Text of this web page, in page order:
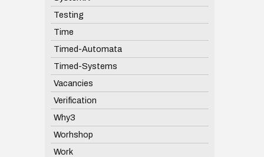
Testing
Time
Timed-Automata
Timed-Systems
Vacancies
Verification
Why3
Worhshop
Work